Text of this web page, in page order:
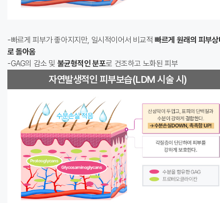
빠르게 피부가 좋아지지만, 일시적이어서 비교적빠르게 원래의 피부상
로 돌아옴
GAG의 감소 및 불균형적인 분포로 건조하고 노화된 피부
자연발생적인 피부보습(LDM 시술 시)